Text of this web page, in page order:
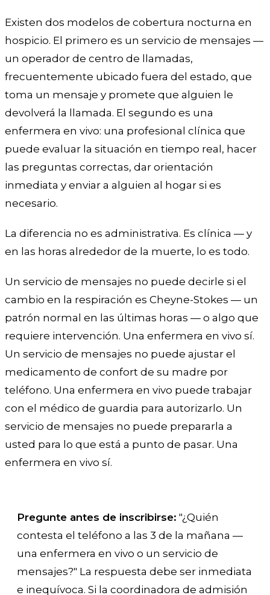
Existen dos modelos de cobertura nocturna en
hospicio. El primero es un servicio de mensajes —
un operador de centro de llamadas,
frecuentemente ubicado fuera del estado, que
toma un mensaje y promete que alguien le
devolverá la llamada. El segundo es una
enfermera en vivo: una profesional clínica que
puede evaluar la situación en tiempo real, hacer
las preguntas correctas, dar orientación
inmediata y enviar a alguien al hogar si es
necesario.
La diferencia no es administrativa. Es clínica — y
en las horas alrededor de la muerte, lo es todo.
Un servicio de mensajes no puede decirle si el
cambio en la respiración es Cheyne-Stokes — un
patrón normal en las últimas horas — o algo que
requiere intervención. Una enfermera en vivo sí.
Un servicio de mensajes no puede ajustar el
medicamento de confort de su madre por
teléfono. Una enfermera en vivo puede trabajar
con el médico de guardia para autorizarlo. Un
servicio de mensajes no puede prepararla a
usted para lo que está a punto de pasar. Una
enfermera en vivo sí.
Pregunte antes de inscribirse: "¿Quién
contesta el teléfono a las 3 de la mañana —
una enfermera en vivo o un servicio de
mensajes?" La respuesta debe ser inmediata
e inequívoca. Si la coordinadora de admisión